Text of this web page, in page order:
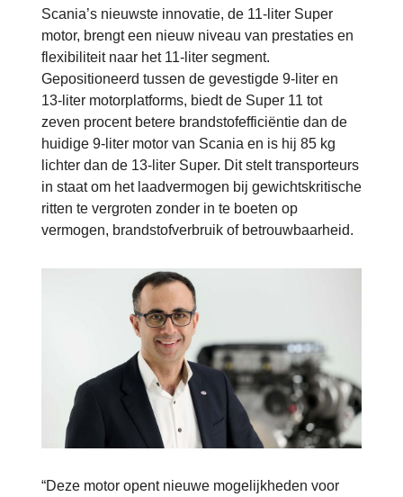
Scania’s nieuwste innovatie, de 11-liter Super
motor, brengt een nieuw niveau van prestaties en
flexibiliteit naar het 11-liter segment.
Gepositioneerd tussen de gevestigde 9-liter en
13-liter motorplatforms, biedt de Super 11 tot
zeven procent betere brandstofefficiëntie dan de
huidige 9-liter motor van Scania en is hij 85 kg
lichter dan de 13-liter Super. Dit stelt transporteurs
in staat om het laadvermogen bij gewichtskritische
ritten te vergroten zonder in te boeten op
vermogen, brandstofverbruik of betrouwbaarheid.
“Deze motor opent nieuwe mogelijkheden voor